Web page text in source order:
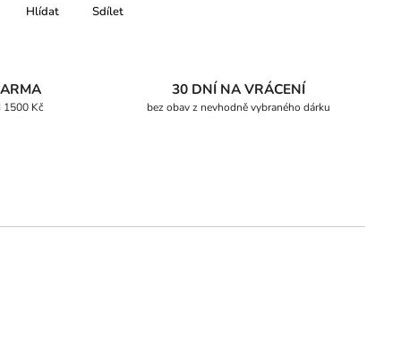
Hlídat Sdílet
1500 Kč
30 DNÍ NA VRÁCENÍ
bez obav z nevhodně vybraného dárku